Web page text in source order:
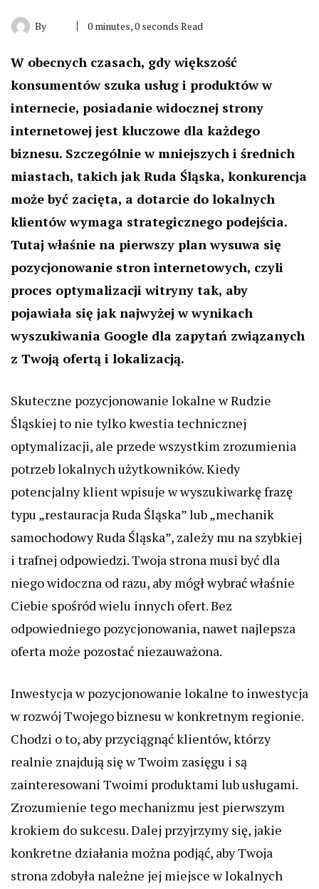
By 0 minutes, 0 seconds Read
W obecnych czasach, gdy większość
konsumentów szuka usług i produktów w
internecie, posiadanie widocznej strony
internetowej jest kluczowe dla każdego
biznesu. Szczególnie w mniejszych i średnich
miastach, takich jak Ruda Śląska, konkurencja
może być zacięta, a dotarcie do lokalnych
klientów wymaga strategicznego podejścia.
Tutaj właśnie na pierwszy plan wysuwa się
pozycjonowanie stron internetowych, czyli
proces optymalizacji witryny tak, aby
pojawiała się jak najwyżej w wynikach
wyszukiwania Google dla zapytań związanych
z Twoją ofertą i lokalizacją.
Skuteczne pozycjonowanie lokalne w Rudzie
Śląskiej to nie tylko kwestia technicznej
optymalizacji, ale przede wszystkim zrozumienia
potrzeb lokalnych użytkowników. Kiedy
potencjalny klient wpisuje w wyszukiwarkę frazę
typu „restauracja Ruda Śląska” lub „mechanik
samochodowy Ruda Śląska”, zależy mu na szybkiej
i trafnej odpowiedzi. Twoja strona musi być dla
niego widoczna od razu, aby mógł wybrać właśnie
Ciebie spośród wielu innych ofert. Bez
odpowiedniego pozycjonowania, nawet najlepsza
oferta może pozostać niezauważona.
Inwestycja w pozycjonowanie lokalne to inwestycja
w rozwój Twojego biznesu w konkretnym regionie.
Chodzi o to, aby przyciągnąć klientów, którzy
realnie znajdują się w Twoim zasięgu i są
zainteresowani Twoimi produktami lub usługami.
Zrozumienie tego mechanizmu jest pierwszym
krokiem do sukcesu. Dalej przyjrzymy się, jakie
konkretne działania można podjąć, aby Twoja
strona zdobyła należne jej miejsce w lokalnych